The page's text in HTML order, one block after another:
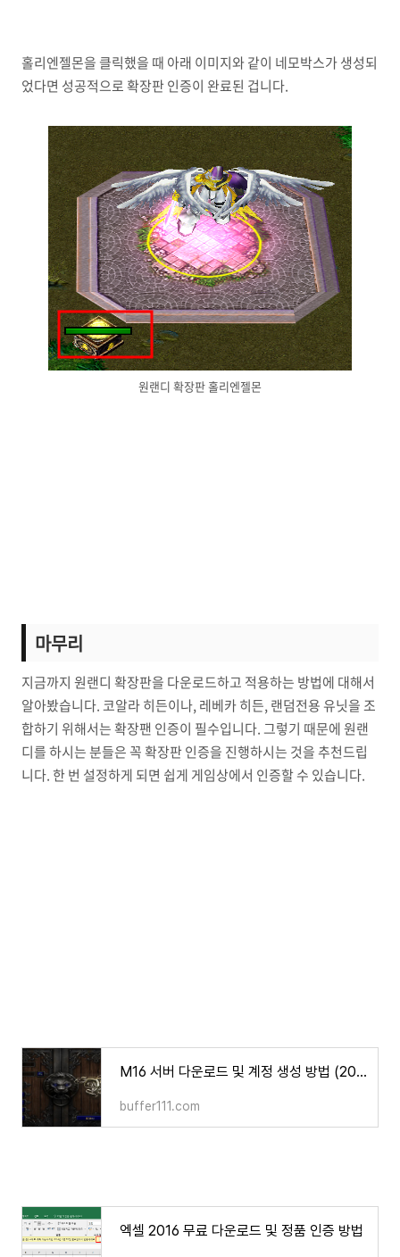
홀리엔젤몬을 클릭했을 때 아래 이미지와 같이 네모박스가 생성되
었다면 성공적으로 확장판 인증이 완료된 겁니다.
원랜디 확장판 홀리엔젤몬
마무리
지금까지 원랜디 확장판을 다운로드하고 적용하는 방법에 대해서
알아봤습니다. 코알라 히든이나, 레베카 히든, 랜덤전용 유닛을 조
합하기 위해서는 확장팬 인증이 필수입니다. 그렇기 때문에 원랜
디를 하시는 분들은 꼭 확장판 인증을 진행하시는 것을 추천드립
니다. 한 번 설정하게 되면 쉽게 게임상에서 인증할 수 있습니다.
M16 서버 다운로드 및 계정 생성 방법 (2024년 6월)
buffer111.com
엑셀 2016 무료 다운로드 및 정품 인증 방법